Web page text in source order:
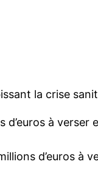
la crise
d’euros à
d’euros à